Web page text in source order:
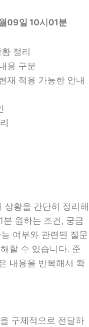
09일 10시01분
정리
용 구분
재 적용 가능한 안내
상황을 간단히 정리해
원하는 조건, 궁금
여부와 관련된 질문
할 수 있습니다. 준
내용을 반복해서 확
구체적으로 전달하